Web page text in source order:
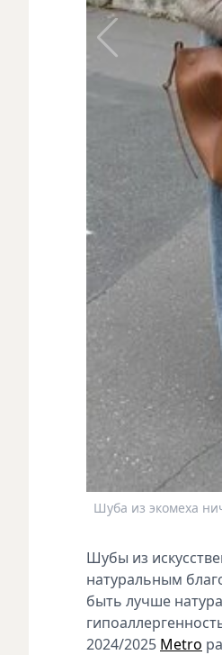
Шуба из экомеха
Шубы из
натуральным
быть лучше
2024/2025 Metro